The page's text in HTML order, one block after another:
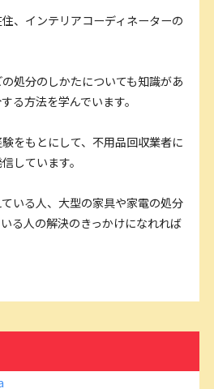
、インテリアコーディネーターの
処分のしかたについても知識があ
る方法を学んでいます。
をもとにして、不用品回収業者に
しています。
いる人、大型の家具や家電の処分
る人の解決のきっかけになれれば